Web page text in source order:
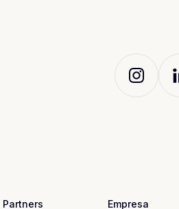
Partners
Empresa